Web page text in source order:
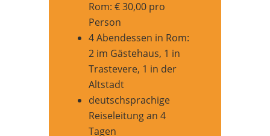
Rom: € 30,00 pro
Person
4 Abendessen in Rom:
2 im Gästehaus, 1 in
Trastevere, 1 in der
Altstadt
deutschsprachige
Reiseleitung an 4
Tagen